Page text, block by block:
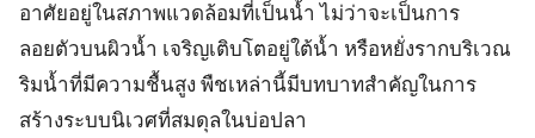
อาศัยอยู่ในสภาพแวดล้อมที่เป็นน้ำ ไม่ว่าจะเป็นการ
ลอยตัวบนผิวน้ำ เจริญเติบโตอยู่ใต้น้ำ หรือหยั่งรากบริเวณ
ริมน้ำที่มีความชื้นสูง พืชเหล่านี้มีบทบาทสำคัญในการ
สร้างระบบนิเวศที่สมดุลในบ่อปลา